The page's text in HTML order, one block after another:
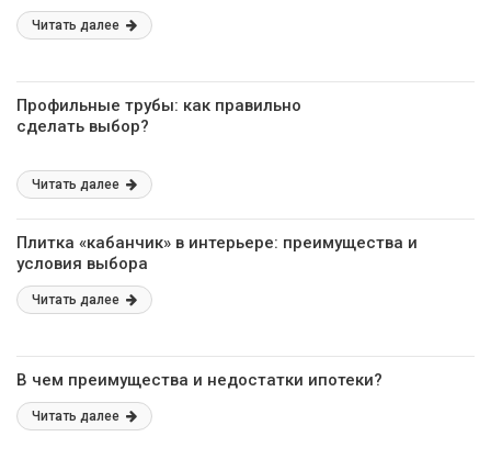
Читать далее
Профильные трубы: как правильно
сделать выбор?
Читать далее
Плитка «кабанчик» в интерьере: преимущества и
условия выбора
Читать далее
В чем преимущества и недостатки ипотеки?
Читать далее